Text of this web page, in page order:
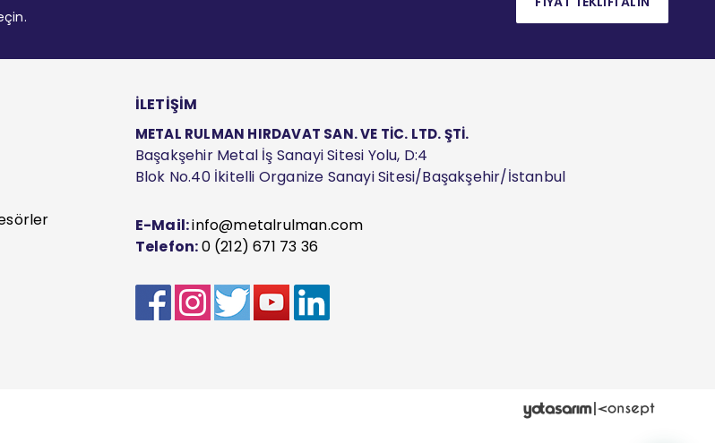
İLETİŞİM
METAL RULMAN HIRDAVAT SAN. VE TİC. LTD. ŞTİ.
Başakşehir Metal İş Sanayi Sitesi Yolu, D:4
Blok No.40 İkitelli Organize Sanayi Sitesi/Başakşehir/İstanbul
E-Mail:info@metalrulman.com
Telefon:0 (212) 671 73 36